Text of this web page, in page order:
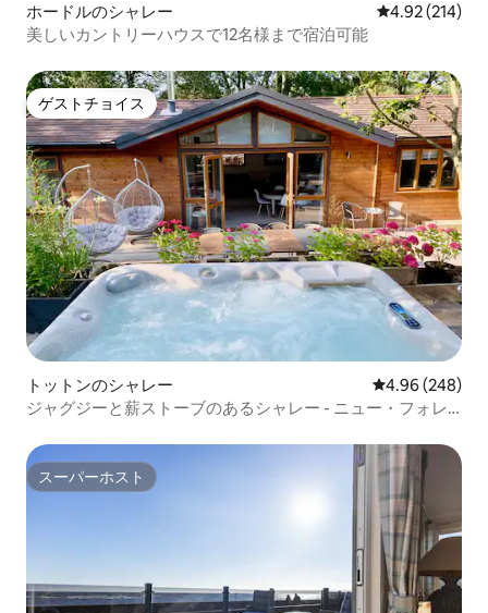
ホードルのシャレー レビュー214
4.92 (214)
美しいカントリーハウスで12名様まで宿泊可能
ゲストチョイス
ゲストチョイス
トットンのシャレー レビュー248
4.96 (248)
ジャグジーと薪ストーブのあるシャレー - ニュー・フォレ
スーパーホスト
スーパーホスト